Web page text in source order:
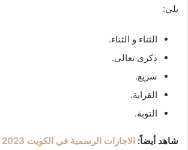
يلي:
الثناء و الثناء.
ذكرى تعالى.
سريع.
القرابة.
التوبة.
شاهد أيضاً: